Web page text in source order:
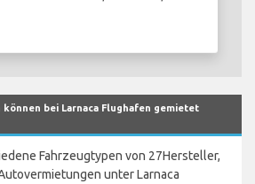
bei Larnaca Flughafen gemietet
Fahrzeugtypen von 27Hersteller,
unter Larnaca